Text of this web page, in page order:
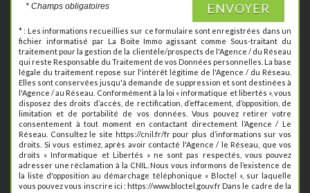
* Champs obligatoires ENVOYER
* : Les informations recueillies sur ce formulaire sont enregistrées dans un
fichier informatisé par La Boite Immo agissant comme Sous-traitant du
traitement pour la gestion de la clientèle/prospects de l'Agence / du Réseau
qui reste Responsable du Traitement de vos Données personnelles. La base
légale du traitement repose sur l'intérêt légitime de l'Agence / du Réseau.
Elles sont conservées jusqu'à demande de suppression et sont destinées à
l'Agence / au Réseau. Conformément à la loi « informatique et libertés », vous
disposez des droits d’accès, de rectification, d’effacement, d’opposition, de
limitation et de portabilité de vos données. Vous pouvez retirer votre
consentement à tout moment en contactant directement l’Agence / Le
Réseau. Consultez le site https://cnil.fr/fr pour plus d’informations sur vos
droits. Si vous estimez, après avoir contacté l'Agence / le Réseau, que vos
droits « Informatique et Libertés » ne sont pas respectés, vous pouvez
adresser une réclamation à la CNIL. Nous vous informons de l’existence de
la liste d'opposition au démarchage téléphonique « Bloctel », sur laquelle
vous pouvez vous inscrire ici : https://www.bloctel.gouv.fr Dans le cadre de la